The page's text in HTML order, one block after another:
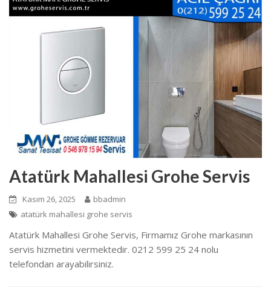
Atatürk Mahallesi Grohe Servis
Kasım 26, 2025
bbadmin
atatürk mahallesi grohe servis
Atatürk Mahallesi Grohe Servis, Firmamız Grohe markasının
servis hizmetini vermektedir. 0212 599 25 24 nolu
telefondan arayabilirsiniz.